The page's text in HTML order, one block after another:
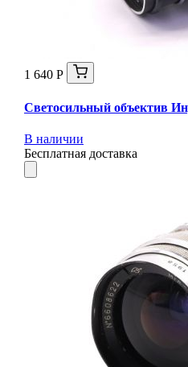
1 640 Р
Светосильный объектив
В наличии
Бесплатная доставка